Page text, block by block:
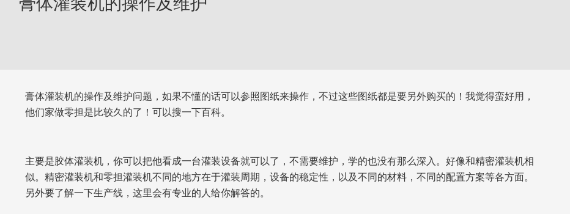
膏体灌装机的操作及维护问题，如果不懂的话可以参照图纸来操作，不过这些图纸都是要另外购买的！我觉得蛮好用，
他们家做零担是比较久的了！可以搜一下百科。
主要是胶体灌装机，你可以把他看成一台灌装设备就可以了，不需要维护，学的也没有那么深入。好像和精密灌装机相
似。精密灌装机和零担灌装机不同的地方在于灌装周期，设备的稳定性，以及不同的材料，不同的配置方案等各方面。
另外要了解一下生产线，这里会有专业的人给你解答的。